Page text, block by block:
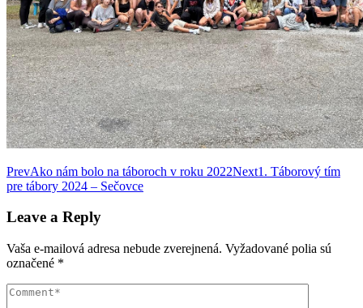
Post
navigation
PrevAko nám bolo na táboroch v roku 2022Next1. Táborový tím
pre tábory 2024 – Sečovce
Leave a Reply
Vaša e-mailová adresa nebude zverejnená. Vyžadované polia sú
označené *